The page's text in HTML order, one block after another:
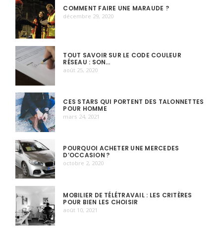
COMMENT FAIRE UNE MARAUDE ?
décembre 29, 2020
TOUT SAVOIR SUR LE CODE COULEUR
RÉSEAU : SON…
août 25, 2020
CES STARS QUI PORTENT DES TALONNETTES
POUR HOMME
mars 24, 2021
POURQUOI ACHETER UNE MERCEDES
D’OCCASION ?
octobre 2, 2020
MOBILIER DE TÉLÉTRAVAIL : LES CRITÈRES
POUR BIEN LES CHOISIR
août 10, 2021